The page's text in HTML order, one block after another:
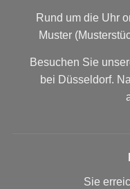
Rund um die Uhr
Muster
Besuchen Sie
bei Düsseldorf.
Sie